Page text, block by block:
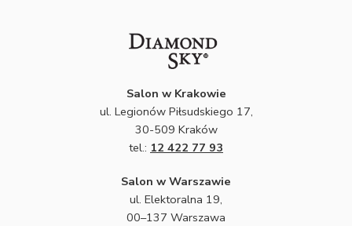
Salon w Krakowie
ul. Legionów Piłsudskiego 17,
30-509 Kraków
tel.: 12 422 77 93
Salon w Warszawie
ul. Elektoralna 19,
00–137 Warszawa